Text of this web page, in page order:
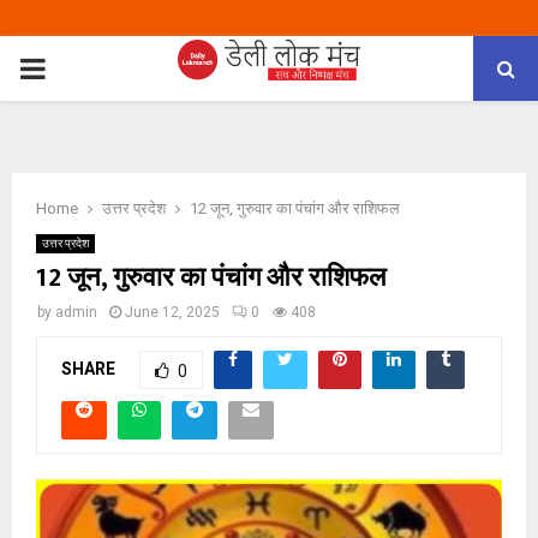
PRIMARY
Home उत्तर प्रदेश 12 जून, गुरुवार का पंचांग और राशिफल
उत्तर प्रदेश
12 जून, गुरुवार का पंचांग और राशिफल
by admin June 12, 2025 0 408
SHARE 0